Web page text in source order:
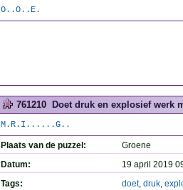
O..O..E.
761210 Doet druk en explosief werk
M.R.I......G..
Plaats van de puzzel:
Groene
Datum:
19 april 2019
Tags:
doet, druk,